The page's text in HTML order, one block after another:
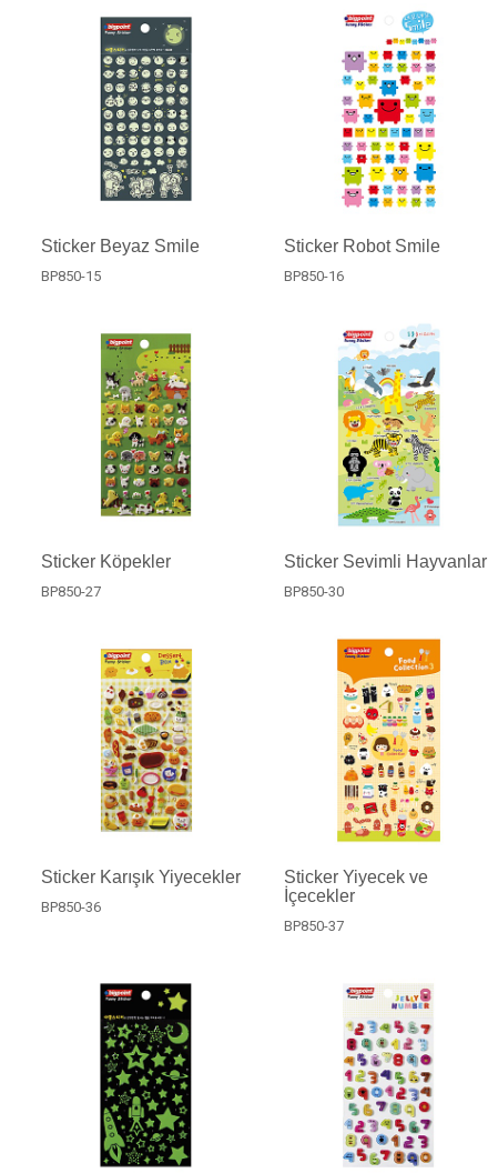
Sticker Beyaz Smile
BP850-15
Sticker Robot Smile
BP850-16
Sticker Köpekler
BP850-27
Sticker Sevimli Hayvanlar
BP850-30
Sticker Karışık Yiyecekler
BP850-36
Sticker Yiyecek ve
İçecekler
BP850-37